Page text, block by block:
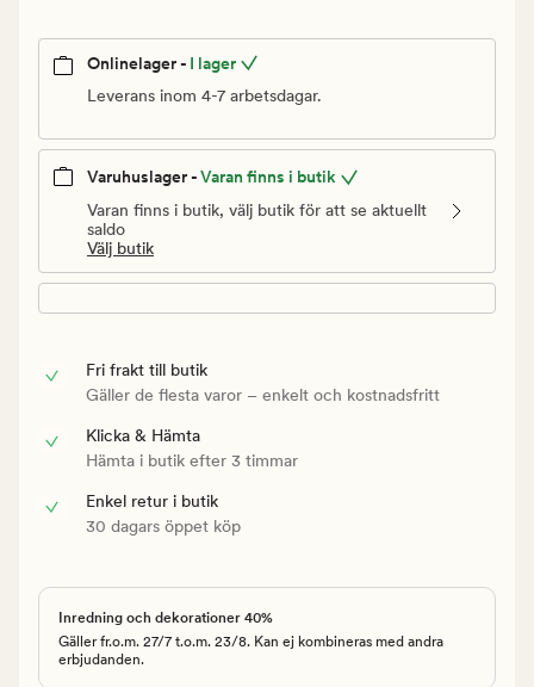
Onlinelager - I lager
Leverans inom 4-7 arbetsdagar.
Varuhuslager -Varan finns i butik
Varan finns i butik, välj butik för att se aktuellt
saldo
Välj butik
Fri frakt till butik
Gäller de flesta varor – enkelt och kostnadsfritt
Klicka & Hämta
Hämta i butik efter 3 timmar
Enkel retur i butik
30 dagars öppet köp
Inredning och dekorationer 40%
Gäller fr.o.m. 27/7 t.o.m. 23/8. Kan ej kombineras med andra
erbjudanden.